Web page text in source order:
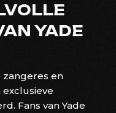
YADE
zangeres en
Fans van Yade